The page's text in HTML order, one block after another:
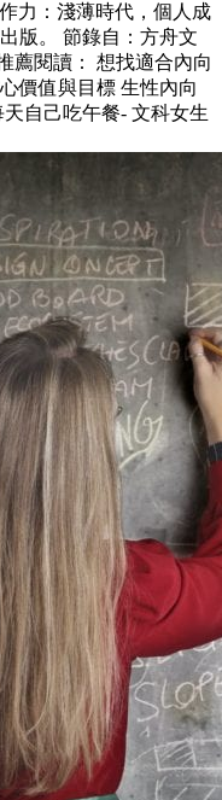
力：淺薄時代，個人成
版。 節錄自：方舟文
薦閱讀： 想找適合內向
價值與目標 生性內向
自己吃午餐- 文科女生